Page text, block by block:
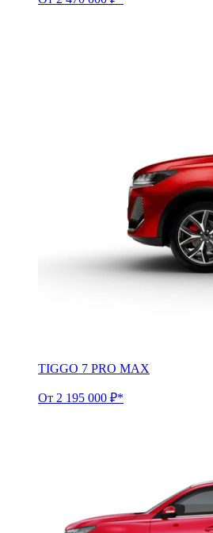
TIGGO 7 PRO MAX
От 2 195 000 ₽*